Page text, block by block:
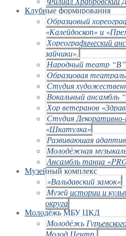
Клубные формирования
Образцовый
«Калейдоскоп» и
Хореографический
зайчики».
Народный театр “В”
Образцовая
Студия
Вокальный ансамбль
Хор ветеранов
Студия Декоративно-
«Шкатулка»
Развивающая
Молодёжная
Ансамбль танца
Музейный комплекс
«Вальдавский замок»
Музей истории и
округа
Молодёжь МБУ ЦКД
Молодёжь